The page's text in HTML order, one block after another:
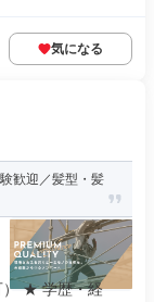
気になる
歓迎／髪型・髪
） ★ 学歴・経